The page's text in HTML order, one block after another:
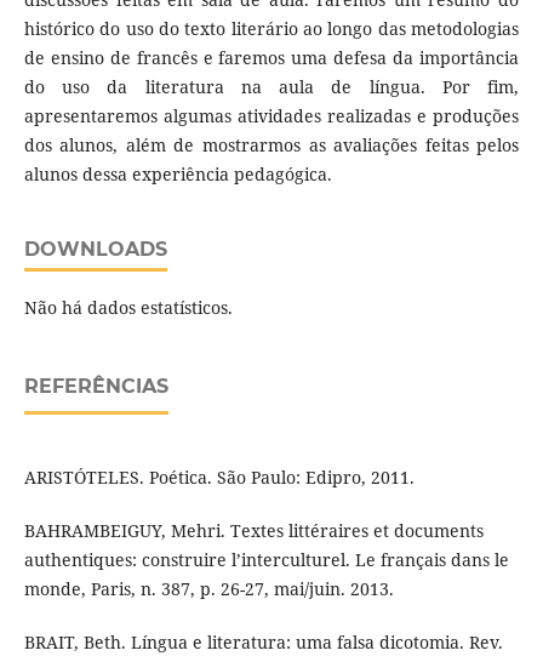
histórico do uso do texto literário ao longo das metodologias
de ensino de francês e faremos uma defesa da importância
do uso da literatura na aula de língua. Por fim,
apresentaremos algumas atividades realizadas e produções
dos alunos, além de mostrarmos as avaliações feitas pelos
alunos dessa experiência pedagógica.
DOWNLOADS
Não há dados estatísticos.
REFERÊNCIAS
ARISTÓTELES. Poética. São Paulo: Edipro, 2011.
BAHRAMBEIGUY, Mehri. Textes littéraires et documents
authentiques: construire l’interculturel. Le français dans le
monde, Paris, n. 387, p. 26-27, mai/juin. 2013.
BRAIT, Beth. Língua e literatura: uma falsa dicotomia. Rev.